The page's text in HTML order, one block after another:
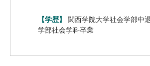
【学歴】
関西学院大学社会学部中
学部社会学科卒業